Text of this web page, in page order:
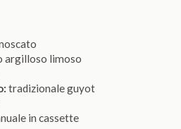
argilloso limoso
tradizionale guyot
in cassette